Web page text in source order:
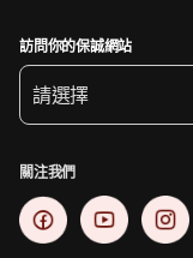
訪問你的保誠網站
請選擇
關注我們